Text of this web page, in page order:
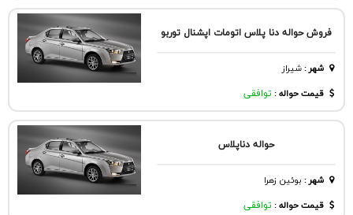
فروش حواله دنا پلاس اتومات اپشنال توربو
شهر:شيراز
قیمت حواله : توافقی
حواله دناپلاس
شهر: بوئين زهرا
قیمت حواله : توافقی